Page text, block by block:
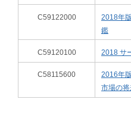
C59122000
2018年
鑑
C59120100 2018 サ
C58115600
2016年
市場の